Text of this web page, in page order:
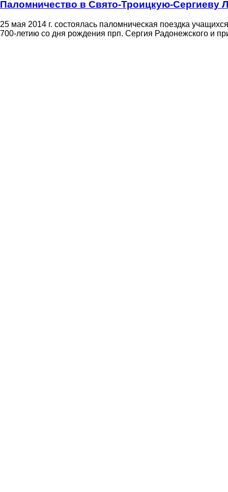
Паломничество в Свято-Троицкую-Сергиеву
25 мая 2014 г. состоялась паломническая поездка
700-летию со дня рождения прп. Сергия Радонежского и